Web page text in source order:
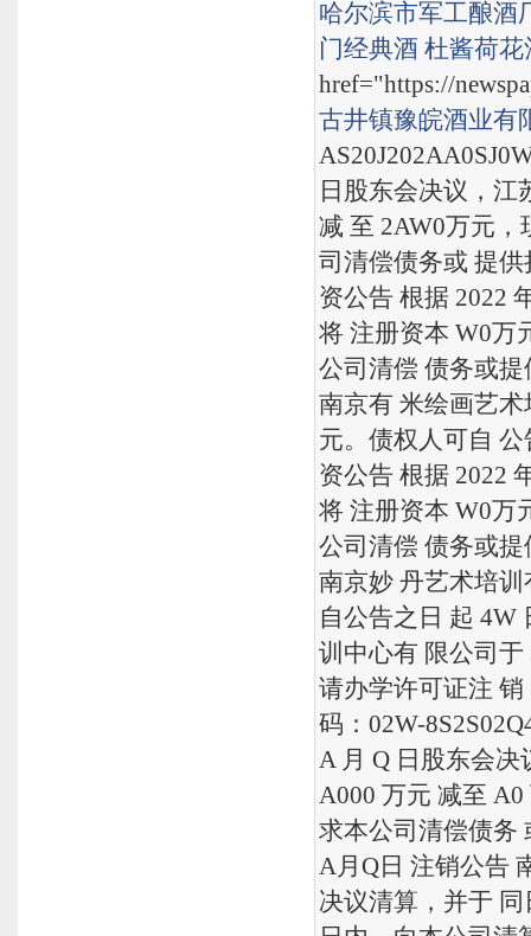
哈尔滨市军工酿酒
门经典酒 杜酱荷花
href="https://
古井镇豫皖酒业有
日股东会决议，江
减 至 2AW0万元
司清偿债务或 提
资公告 根据 2022
将 注册资本 W0万
公司清偿 债务或
南京有 米绘画艺
元。债权人可自
资公告 根据 2022
将 注册资本 W0万
公司清偿 债务或
南京妙 丹艺术培
自公告之日 起 4W
训中心有 限公司
请办学许可证注
码：02W-
A 月 Q 日股东会
A000 万元 减至
求本公司清偿债务
A月Q日 注销公告
决议清算，并于